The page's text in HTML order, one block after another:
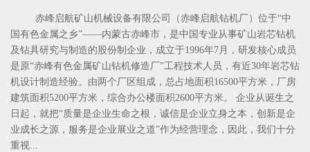
2
赤峰启航矿山机械设备有限公司（赤峰启航钻机厂）位于“中
国有色金属之乡”——内蒙古赤峰市，是中国专业从事矿山岩芯钻机
及钻具研究与制造的股份制企业，成立于1996年7月，研发核心成员
是原“赤峰有色金属矿山钻机修造厂”工程技术人员，有近30年岩芯钻
机设计制造经验。由两个厂区组成，总占地面积16500平方米，厂房
建筑面积5200平方米，综合办公楼面积2600平方米。 企业从诞生之
日起，就把“质量是企业生命之根，诚信是企业立身之本，创新是企
业成长之源，服务是企业展业之道”作为经营理念，因此，我们十分
重视...